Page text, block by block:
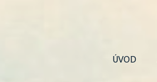
ÚVOD